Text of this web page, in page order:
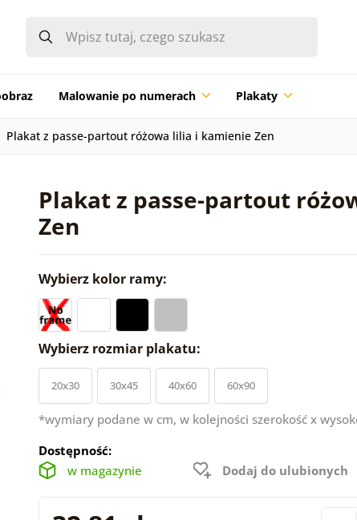
Malowanie po numerach Plakaty
Plakat z passe-partout różowa lilia i kamienie Zen
Plakat z passe-partout
Zen
Wybierz kolor ramy:
Wybierz rozmiar plakatu:
20x30 30x45 40x60 60x90
*wymiary podane w cm, w kolejności szerokość x
Dostępność:
w magazynie
Dodaj do ulubionych